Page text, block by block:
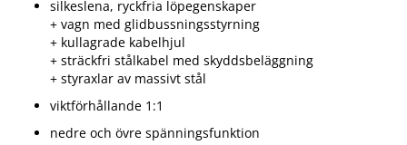
silkeslena, ryckfria löpegenskaper
+ vagn med glidbussningsstyrning
+ kullagrade kabelhjul
+ sträckfri stålkabel med skyddsbeläggning
+ styraxlar av massivt stål
viktförhållande 1:1
nedre och övre spänningsfunktion